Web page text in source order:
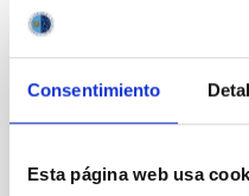
Consentimiento
Esta página web usa
NASA
Vídeos del lanzamiento de
http://www.youtube.com/
http://www.youtube.com/